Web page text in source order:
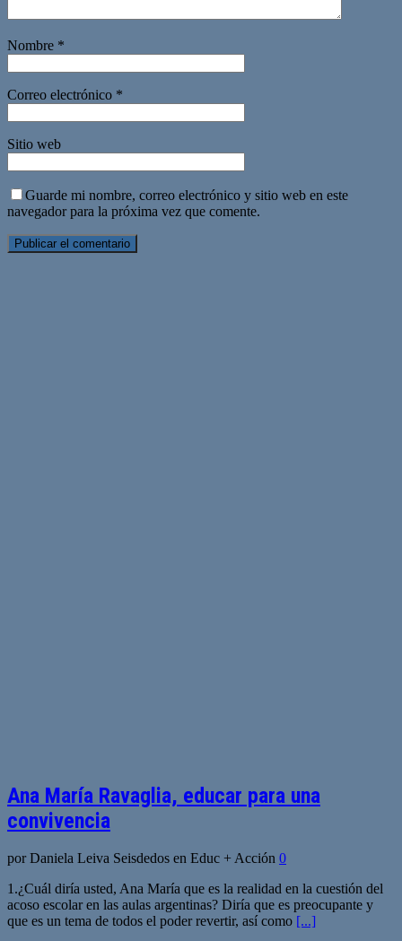
Nombre *
Correo electrónico *
Sitio web
Guarde mi nombre, correo electrónico y sitio web en este
navegador para la próxima vez que comente.
Ana María Ravaglia, educar para una
convivencia
por Daniela Leiva Seisdedos en Educ + Acción 0
1.¿Cuál diría usted, Ana María que es la realidad en la cuestión del
acoso escolar en las aulas argentinas? Diría que es preocupante y
que es un tema de todos el poder revertir, así como [...]